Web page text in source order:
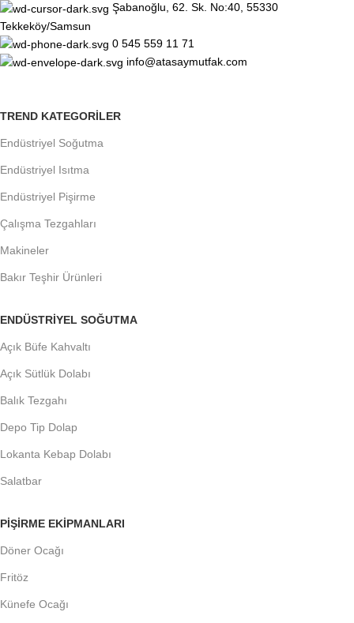
Şabanoğlu, 62. Sk. No:40, 55330
Tekkeköy/Samsun
0 545 559 11 71
info@atasaymutfak.com
TREND KATEGORILER
Endüstriyel Soğutma
Endüstriyel Isıtma
Endüstriyel Pişirme
Çalışma Tezgahları
Makineler
Bakır Teşhir Ürünleri
ENDÜSTRIYEL SOĞUTMA
Açık Büfe Kahvaltı
Açık Sütlük Dolabı
Balık Tezgahı
Depo Tip Dolap
Lokanta Kebap Dolabı
Salatbar
PIŞIRME EKIPMANLARI
Döner Ocağı
Fritöz
Künefe Ocağı